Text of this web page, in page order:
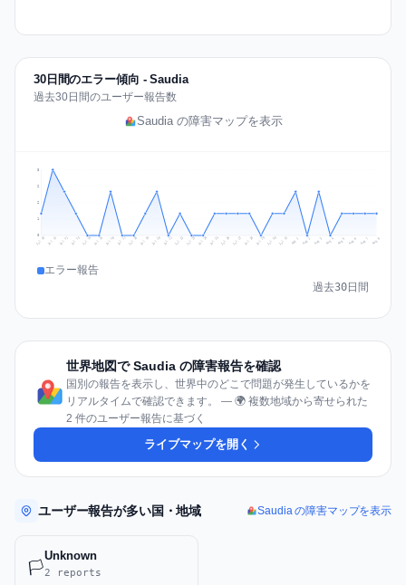
30日間のエラー傾向 - Saudia
過去30日間のユーザー報告数
Saudia の障害マップを表示
1
2
2
3
Jul 10 Jul 11 Jul 12 Jul 13 Jul 14 Jul 15 Jul 16 Jul 17 Jul 18 Jul 19 Jul 20 Jul 21 Jul 22 Jul 23 Jul 24 Jul 25 Jul 26 Jul 27 Jul 28 Jul 29 Jul 30 Jul 31 Aug 1 Aug 2 Aug 3 Aug 4 Aug 5 Aug 6 Aug 7 Aug 8
エラー報告
過去30日間
世界地図で Saudia の障害報告を確認
国別の報告を表示し、世界中のどこで問題が発生しているかを
リアルタイムで確認できます。 — 🌍 複数地域から寄せられた
2 件のユーザー報告に基づく
ライブマップを開く
ユーザー報告が多い国・地域 Saudia の障害マップを表示
🏳️
Unknown
2 reports